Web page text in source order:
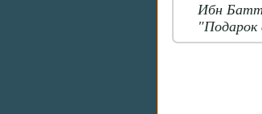
Ибн
"Подарок